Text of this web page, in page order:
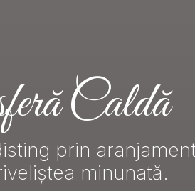
Caldă
prin
minunată.
Culinară
alese, pline de
bucovinene.